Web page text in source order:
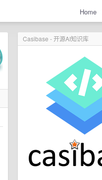
Home
Casibase - 开源AI知识库